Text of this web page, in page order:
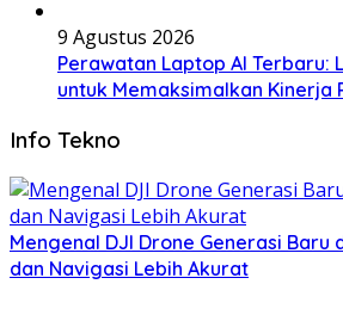
9 Agustus 2026
Perawatan Laptop AI Terbaru:
untuk Memaksimalkan Kinerja
Info Tekno
Mengenal DJI Drone Generasi Baru
dan Navigasi Lebih Akurat